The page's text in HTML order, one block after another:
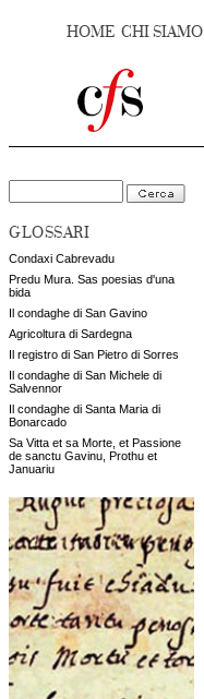
HOME CHI SIAMO
GLOSSARI
Condaxi Cabrevadu
Predu Mura. Sas poesias d'una
bida
Il condaghe di San Gavino
Agricoltura di Sardegna
Il registro di San Pietro di Sorres
Il condaghe di San Michele di
Salvennor
Il condaghe di Santa Maria di
Bonarcado
Sa Vitta et sa Morte, et Passione
de sanctu Gavinu, Prothu et
Januariu